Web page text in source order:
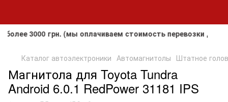
грн. (мы оплачиваем стоимость перевозки до
Каталог автоэлектроники Автомагнитолы Штатное
Магнитола для Toyota Tundra
Android 6.0.1 RedPower 31181 IPS